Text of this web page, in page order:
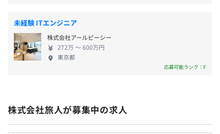
■交通費支給（上限月3万円）
■精勤手当（月5時間分の固定残業代）
■時間外手当（固定残業超過分を追加支給）
■家族手当（配偶者：月5000円、子：月2000円／人）
■資格手当
※対象となる資格を取得した場合、資格手当を毎月支給
トセンター内でのチーム常駐や、繁忙期等における
短期人材派遣など、サポートの対象となるサービ
ス・業務等の運営に合った形でコンタクトセンター
としての機能を提供いたします。柔軟な対応力が強み
期インストラクション、稼働中の機材の点検・修理
といった現地作業を代行いたします。24時間365日の
未経験 ITエンジニア
株式会社アールピーシー
272万 〜 600万円
東京都
応募可能ランク：F
株式会社旅人が募集中の求人